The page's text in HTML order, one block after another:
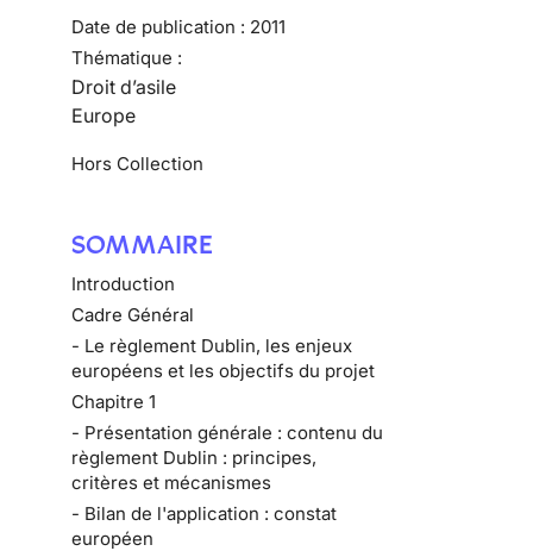
Date de publication : 2011
Thématique :
Droit d’asile
Europe
Hors Collection
SOMMAIRE
Introduction
Cadre Général
- Le règlement Dublin, les enjeux
européens et les objectifs du projet
Chapitre 1
- Présentation générale : contenu du
règlement Dublin : principes,
critères et mécanismes
- Bilan de l'application : constat
européen